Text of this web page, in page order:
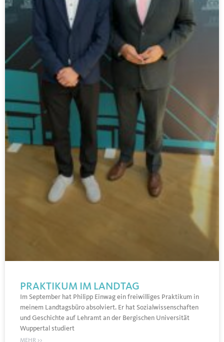
PRAKTIKUM IM LANDTAG
Im September hat Philipp Einwag ein freiwilliges Praktikum in
meinem Landtagsbüro absolviert. Er hat Sozialwissenschaften
und Geschichte auf Lehramt an der Bergischen Universität
Wuppertal studiert
MEHR >>